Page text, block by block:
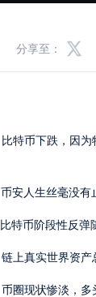
分享至：
比特币下跌，因为
币安人生丝毫没有
比特币阶段性反弹
链上真实世界资
币圈现状惨淡，多